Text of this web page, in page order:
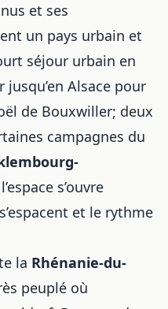
et ses
un pays urbain et
séjour urbain en
Alsace pour
de Bouxwiller; deux
campagnes du
s’ouvre
et le rythme
la Rhénanie-du-
peuplé où